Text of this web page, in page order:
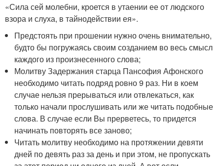
«Сила сей молебни, кроется в утаении ее от людского
взора и слуха, в тайнодействии ея».
Предстоять при прошении нужно очень внимательно,
будто бы погружаясь своим созданием во весь смысл
каждого из произнесенного слова;
Молитву Задержания старца Пансофия Афонского
необходимо читать подряд ровно 9 раз. Ни в коем
случае нельзя прерываться или отвлекаться, как
только начали прослушивать или же читать подобные
слова. В случае если Вы прерветесь, то придется
начинать повторять все заново;
Читать молитву необходимо на протяжении девяти
дней по девять раз за день и при этом, не пропускать